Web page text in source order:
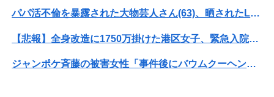
パパ活不倫を暴露された大物芸人さん(63)、晒されたLINEが面白すぎるｗｗｗｗｗｗｗｗｗ(画像ｱﾘ)
【悲報】全身改造に1750万掛けた港区女子、緊急入院でNHK報道局との合コンをキャンセル
ジャンポケ斉藤の被害女性「事件後にバウムクーヘン売ったりTikTokライブしててムカついた」